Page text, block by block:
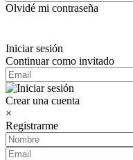
Olvidé mi contraseña
Iniciar sesión
Continuar como invitado
Crear una cuenta
×
Registrarme